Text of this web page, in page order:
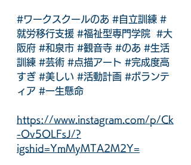
#ワークスクールのあ #自立訓練 #
就労移行支援 #福祉型専門学院
#大
阪府 #和泉市 #観音寺 #のあ #生活
訓練 #芸術 #点描アート #完成度高
すぎ #美しい #活動計画 #ボランテ
ィア #一生懸命
https://www.instagram.com/p/Ck
-Ov5OLFsJ/?
igshid=YmMyMTA2M2Y=